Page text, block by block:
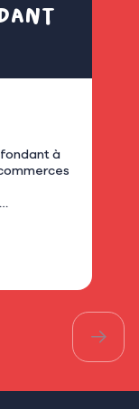
fondant à